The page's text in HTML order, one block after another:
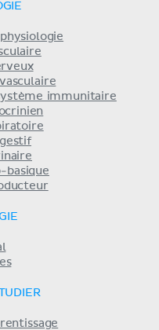
immunitaire
basique